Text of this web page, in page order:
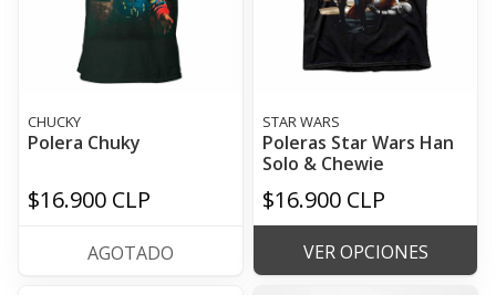
CHUCKY
Polera Chuky
$16.900 CLP
AGOTADO
STAR WARS
Poleras Star Wars Han
Solo & Chewie
$16.900 CLP
VER OPCIONES